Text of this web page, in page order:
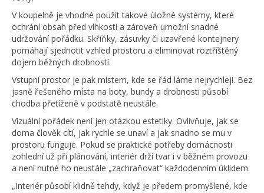
V koupelně je vhodné použít takové úložné systémy, které
ochrání obsah před vlhkostí a zároveň umožní snadné
udržování pořádku. Skříňky, zásuvky či uzavřené kontejnery
pomáhají sjednotit vzhled prostoru a eliminovat roztříštěný
dojem běžných drobností.
Vstupní prostor je pak místem, kde se řád láme nejrychleji. Bez
jasně řešeného místa na boty, bundy a drobnosti působí
chodba přetíženě v podstatě neustále.
Vizuální pořádek není jen otázkou estetiky. Ovlivňuje, jak se
doma člověk cítí, jak rychle se unaví a jak snadno se mu v
prostoru funguje. Pokud se praktické potřeby domácnosti
zohlední už při plánování, interiér drží tvar i v běžném provozu
a není nutné ho neustále „zachraňovat“ každodenním úklidem.
„Interiér působí klidně tehdy, když je předem promyšlené, kde